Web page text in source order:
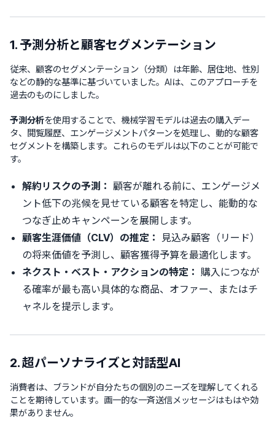
1. 予測分析と顧客セグメンテーション
従来、顧客のセグメンテーション（分類）は年齢、居住地、性別
などの静的な基準に基づいていました。AIは、このアプローチを
過去のものにしました。
予測分析を使用することで、機械学習モデルは過去の購入デー
タ、閲覧履歴、エンゲージメントパターンを処理し、動的な顧客
セグメントを構築します。これらのモデルは以下のことが可能で
す。
解約リスクの予測： 顧客が離れる前に、エンゲージメ
ント低下の兆候を見せている顧客を特定し、能動的な
つなぎ止めキャンペーンを展開します。
顧客生涯価値（CLV）の推定： 見込み顧客（リード）
の将来価値を予測し、顧客獲得予算を最適化します。
ネクスト・ベスト・アクションの特定： 購入につなが
る確率が最も高い具体的な商品、オファー、またはチ
ャネルを提示します。
2. 超パーソナライズと対話型AI
消費者は、ブランドが自分たちの個別のニーズを理解してくれる
ことを期待しています。画一的な一斉送信メッセージはもはや効
果がありません。